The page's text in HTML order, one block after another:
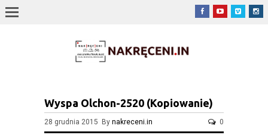
Wyspa Olchon-2520 (Kopiowanie)
28 grudnia 2015 By nakreceni.in 0